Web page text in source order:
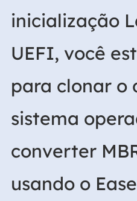
inicialização
UEFI, você
para clonar o
sistema
converter
usando o